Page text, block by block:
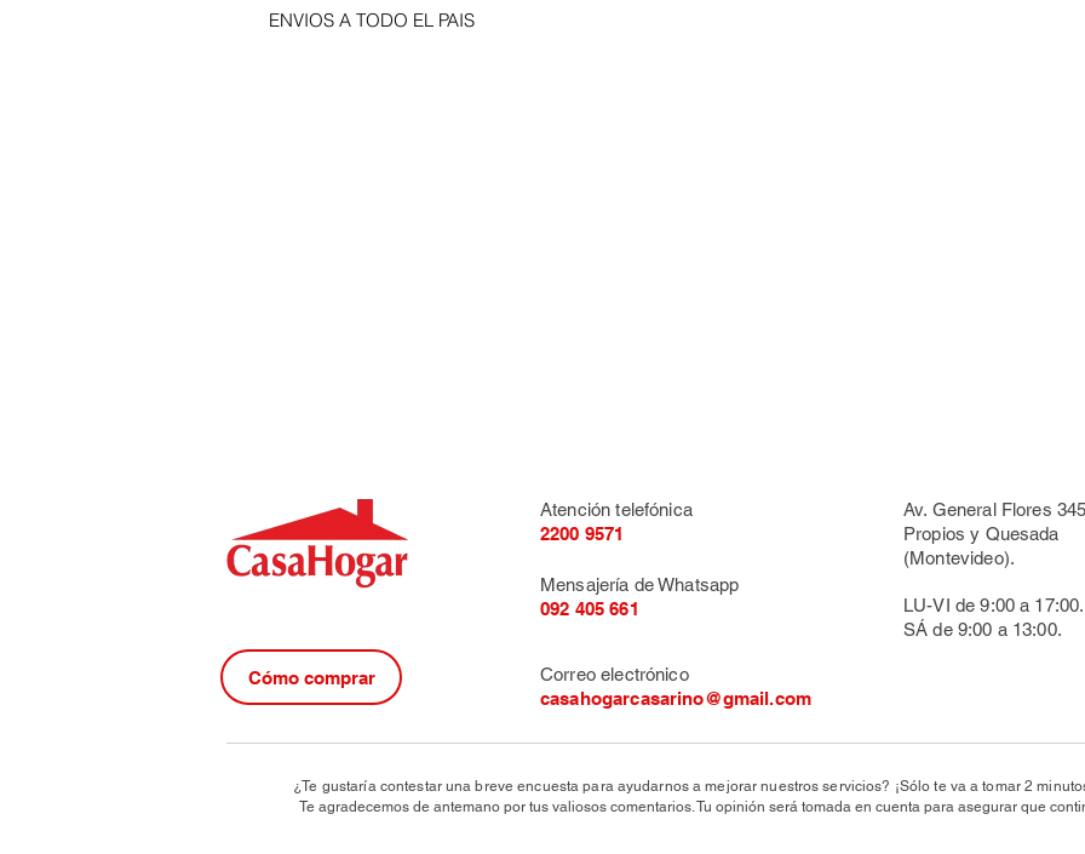
ENVIOS A TODO EL PAIS
Atención telefónica
2200 9571
Mensajería de Whatsapp
092 405 661
Av. General Flores
Propios y Quesada
(Montevideo).
LU-VI de 9:00 a 17:00.
SÁ de 9:00 a 13:00.
Correo electrónico
casahogarcasarino@gmail.com
¿Te gustaría contestar una breve encuesta para ayudarnos a mejorar nuestros servicios? ¡Sólo te va a tomar 2
Te agradecemos de antemano por tus valiosos comentarios. Tu opinión será tomada en cuenta para asegurar que
Cómo comprar